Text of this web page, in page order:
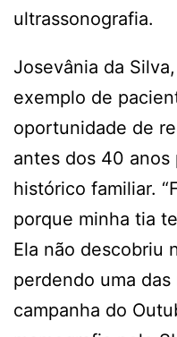
ultrassonografia.
Josevânia da
exemplo de
oportunidade de
antes dos 40 anos
histórico familiar.
porque minha tia
Ela não descobriu
perdendo uma das
campanha do